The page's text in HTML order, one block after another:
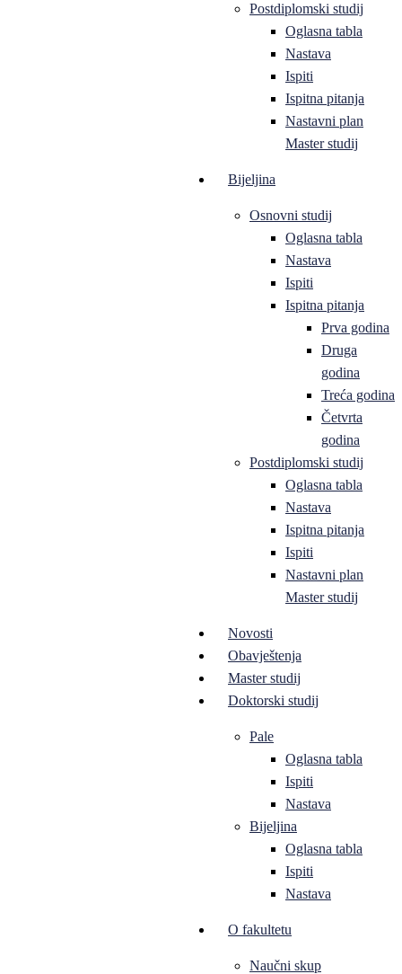
Postdiplomski studij
Oglasna tabla
Nastava
Ispiti
Ispitna pitanja
Nastavni plan
Master studij
Bijeljina
Osnovni studij
Oglasna tabla
Nastava
Ispiti
Ispitna pitanja
Prva godina
Druga
godina
Treća godina
Četvrta
godina
Postdiplomski studij
Oglasna tabla
Nastava
Ispitna pitanja
Ispiti
Nastavni plan
Master studij
Novosti
Obavještenja
Master studij
Doktorski studij
Pale
Oglasna tabla
Ispiti
Nastava
Bijeljina
Oglasna tabla
Ispiti
Nastava
O fakultetu
Naučni skup